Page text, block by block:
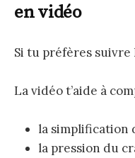
en vidéo
Si tu préfères suivre
La vidéo t’aide à
la simplification
la pression du